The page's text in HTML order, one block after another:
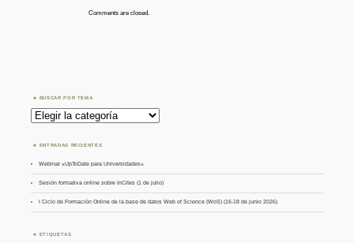
Comments are closed.
BUSCAR POR TEMA
Buscar
por
Tema
ENTRADAS RECIENTES
Webinar «UpToDate para Universidades»
Sesión formativa online sobre InCites (1 de julio)
I Ciclo de Formación Online de la base de datos Web of Science (WoS) (16-18 de junio 2026)
ETIQUETAS